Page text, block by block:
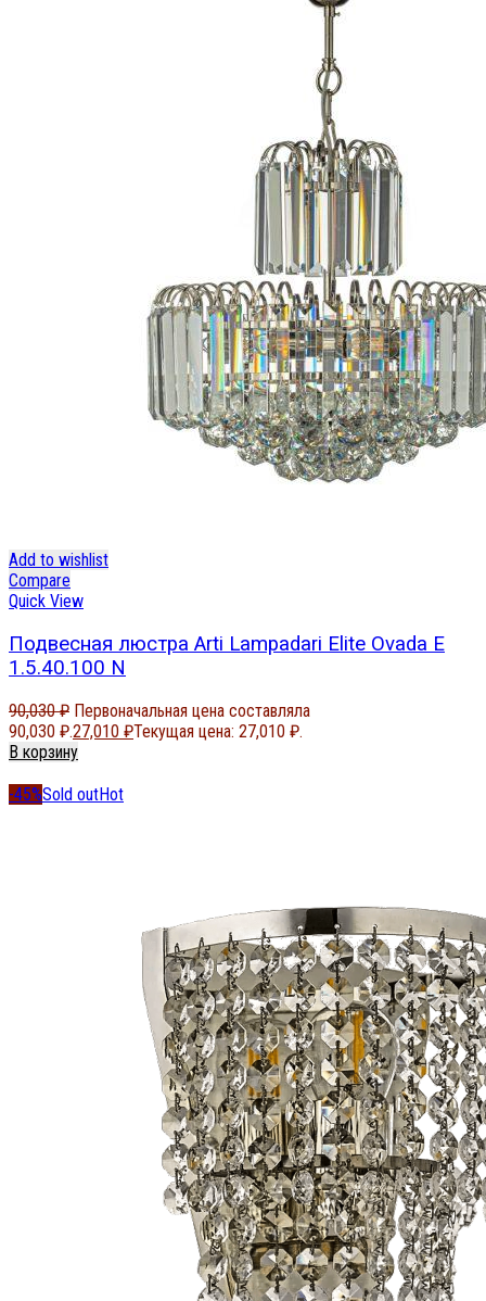
Add to wishlist
Compare
Quick View
Подвесная люстра Arti Lampadari Elite Ovada E
1.5.40.100 N
90,030₽ Первоначальная цена составляла
90,030 ₽.27,010 ₽Текущая цена: 27,010 ₽.
В корзину
-45%Sold outHot